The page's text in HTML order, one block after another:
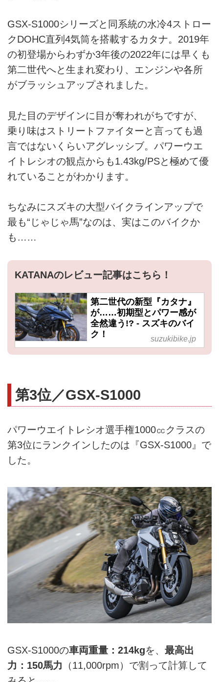
GSX-S1000シリーズと同系統の水冷4ストロー
クDOHC直列4気筒を搭載するカタナ。2019年
の初登場からわずか3年後の2022年には早くも
第二世代へと生まれ変わり、エンジンや各所
がブラッシュアップされました。
見た目のデザインに目が奪われがちですが、
乗り味はストリートファイターと言っても過
言ではないくらいアグレッシブ。パワーウエ
イトレシオの観点からも1.43kg/PSと極めて優
れていることがわかります。
ちなみにスズキの大型バイクラインアップで
最も“じゃじゃ馬”なのは、実はこのバイクか
も……
KATANAのレビュー記事はこちら！
第二世代の新型『カタナ』
が……初期型とパワー感が
全然違う!? - スズキのバイ
ク！
suzukibike.jp
第3位／GSX-S1000
パワーウエイトレシオ選手権1000㏄クラスの
第3位にランクインしたのは『GSX-S1000』で
した。
GSX-S1000の車両重量：214kgを、 最高出
力：150馬力 （11,000rpm）で割って計算して